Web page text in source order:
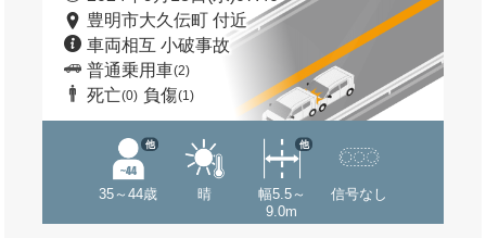
豊明市大久伝町 付近
車両相互 小破事故
普通乗用車(2)
死亡(0) 負傷(1)
35～44歳
他
晴
幅5.5～
9.0m
他
信号なし